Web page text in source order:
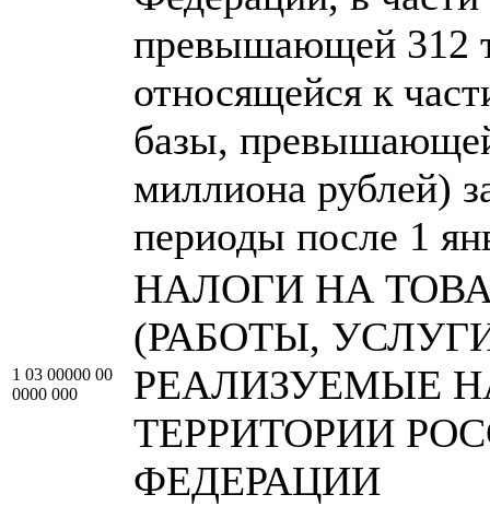
превышающей 312
относящейся к
базы,
миллиона рублей)
периоды после 1
1 03 00000 00
0000 000
НАЛОГИ НА
(РАБОТЫ,
РЕАЛИЗУЕМЫЕ
ТЕРРИТОРИИ
ФЕДЕРАЦИИ